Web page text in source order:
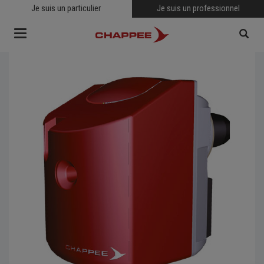
Je suis un particulier Je suis un professionnel
Toggle
RECHERCHER